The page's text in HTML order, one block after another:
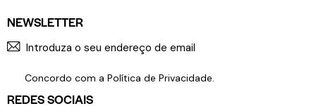
NEWSLETTER
Concordo com a Política de Privacidade.
REDES SOCIAIS